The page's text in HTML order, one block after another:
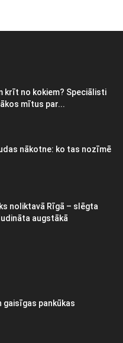
krīt no kokiem? Speciālisti
mītus par...
nākotne: ko tas nozīmē
noliktavā Rīgā – slēgta
augstākā
gaisīgas pankūkas